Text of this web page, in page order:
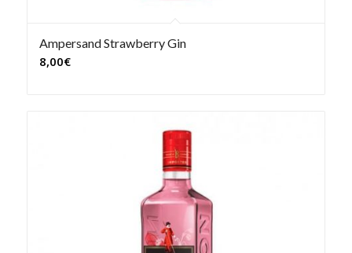
Ampersand Strawberry Gin
8,00€